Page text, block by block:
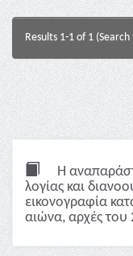
Results 1-1 of 1
Η
λoγίας και
εικονογραφία
αιώνα, αρχές